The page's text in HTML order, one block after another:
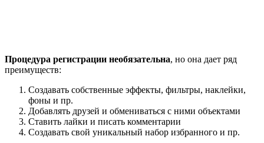
Процедура регистрации необязательна, но она дает ряд
преимуществ:
Создавать собственные эффекты, фильтры, наклейки,
фоны и пр.
Добавлять друзей и обмениваться с ними объектами
Ставить лайки и писать комментарии
Создавать свой уникальный набор избранного и пр.